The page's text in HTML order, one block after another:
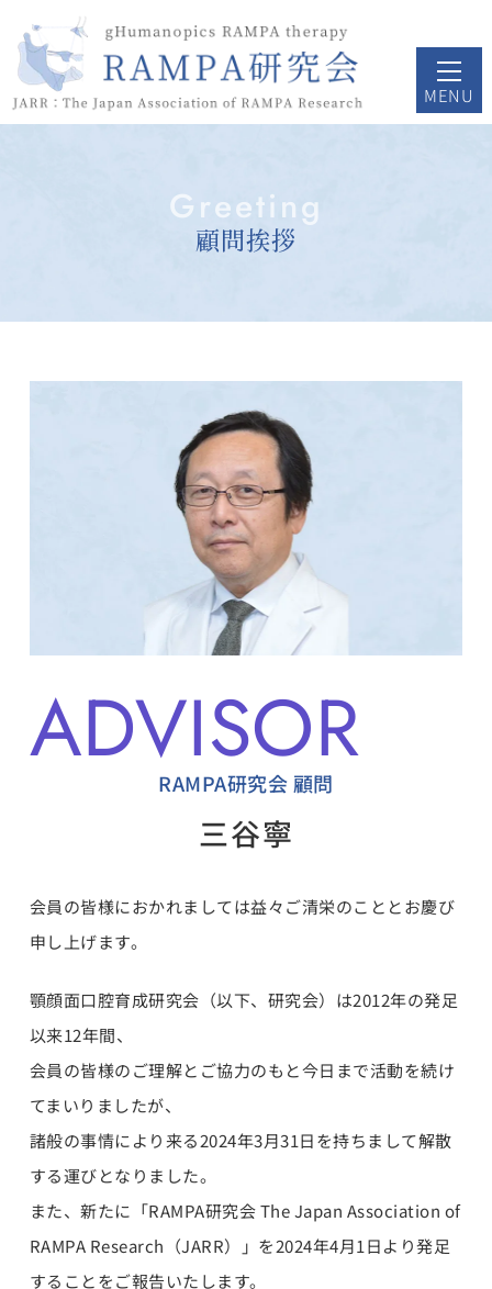
Greeting
顧問挨拶
ADVISOR
RAMPA研究会 顧問
三谷寧
会員の皆様におかれましては益々ご清栄のこととお慶び
申し上げます。
顎顔面口腔育成研究会（以下、研究会）は2012年の発足
以来12年間、
会員の皆様のご理解とご協力のもと今日まで活動を続け
てまいりましたが、
諸般の事情により来る2024年3月31日を持ちまして解散
する運びとなりました。
また、新たに「RAMPA研究会 The Japan Association of
RAMPA Research（JARR）」を2024年4月1日より発足
することをご報告いたします。